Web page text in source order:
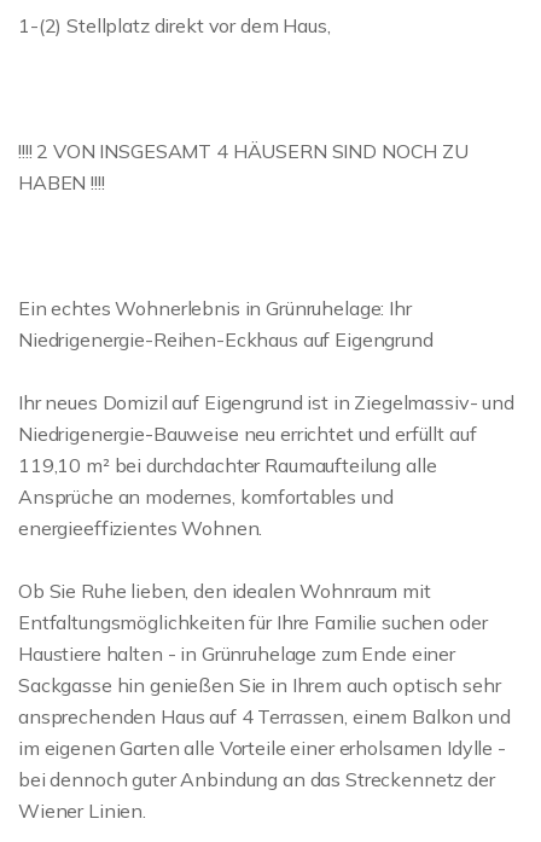
1-(2) Stellplatz direkt vor dem Haus,
!!!! 2 VON INSGESAMT 4 HÄUSERN SIND NOCH ZU
HABEN !!!!
Ein echtes Wohnerlebnis in Grünruhelage: Ihr
Niedrigenergie-Reihen-Eckhaus auf Eigengrund
Ihr neues Domizil auf Eigengrund ist in Ziegelmassiv- und
Niedrigenergie-Bauweise neu errichtet und erfüllt auf
119,10 m² bei durchdachter Raumaufteilung alle
Ansprüche an modernes, komfortables und
energieeffizientes Wohnen.
Ob Sie Ruhe lieben, den idealen Wohnraum mit
Entfaltungsmöglichkeiten für Ihre Familie suchen oder
Haustiere halten - in Grünruhelage zum Ende einer
Sackgasse hin genießen Sie in Ihrem auch optisch sehr
ansprechenden Haus auf 4 Terrassen, einem Balkon und
im eigenen Garten alle Vorteile einer erholsamen Idylle -
bei dennoch guter Anbindung an das Streckennetz der
Wiener Linien.